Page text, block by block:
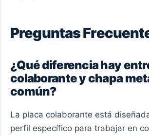
Preguntas
¿Qué diferencia hay
colaborante y chapa
común?
La placa colaborante está
perfil específico para trabajar en